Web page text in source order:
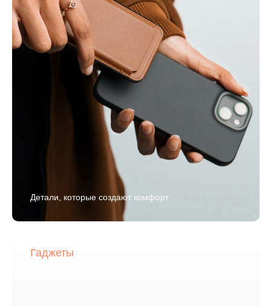
Детали, которые создают комфорт
Гаджеты